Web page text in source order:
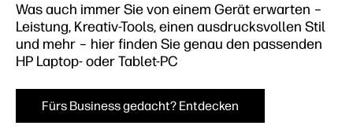
Was auch immer Sie von einem Gerät erwarten –
Leistung, Kreativ-Tools, einen ausdrucksvollen Stil
und mehr – hier finden Sie genau den passenden
HP Laptop- oder Tablet-PC
Fürs Business gedacht? Entdecken